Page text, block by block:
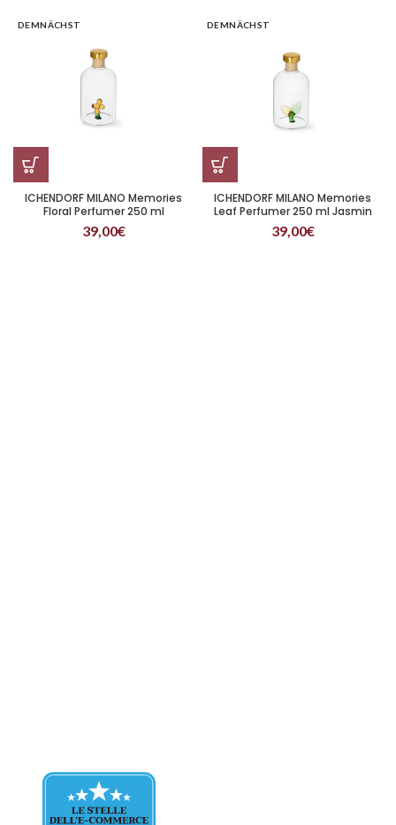
DEMNÄCHST
ICHENDORF MILANO Memories
Floral Perfumer 250 ml
Zedernparfüm
39,00€
DEMNÄCHST
ICHENDORF MILANO Memories
Leaf Perfumer 250 ml Jasmin
Parfüm
39,00€